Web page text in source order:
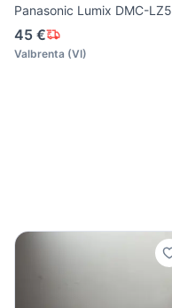
Panasonic Lumix DMC-LZ5
45 €
Valbrenta (VI)